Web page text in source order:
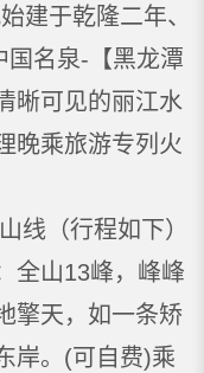
建于乾隆二年、
国名泉-【黑龙潭
晰可见的丽江水
晚乘旅游专列火
线（行程如下）
全山13峰，峰峰
擎天，如一条矫
岸。(可自费)乘